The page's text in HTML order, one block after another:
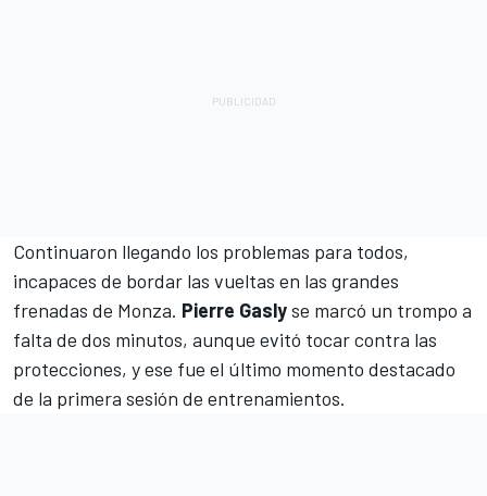
Continuaron llegando los problemas para todos,
incapaces de bordar las vueltas en las grandes
frenadas de Monza. Pierre Gaslyse marcó un trompo a
falta de dos minutos, aunque evitó tocar contra las
protecciones, y ese fue el último momento destacado
de la primera sesión de entrenamientos.